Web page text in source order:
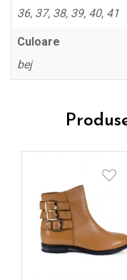
36, 37, 38, 39, 40, 41
Culoare
bej